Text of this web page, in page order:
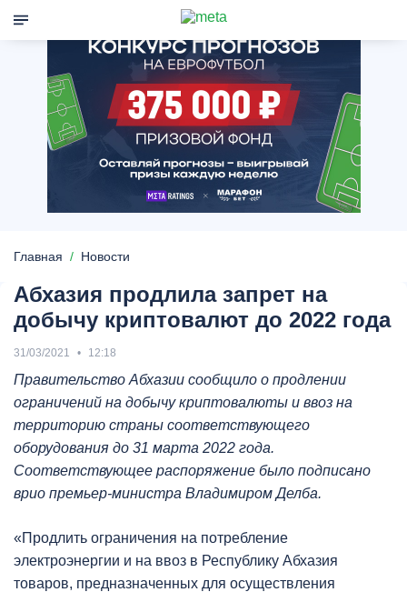
Главная Новости
Абхазия продлила запрет на
добычу криптовалют до 2022 года
31/03/2021 12:18
Правительство Абхазии сообщило о продлении
ограничений на добычу криптовалюты и ввоз на
территорию страны соответствующего
оборудования до 31 марта 2022 года.
Соответствующее распоряжение было подписано
врио премьер-министра Владимиром Делба.
«Продлить ограничения на потребление
электроэнергии и на ввоз в Республику Абхазия
товаров, предназначенных для осуществления